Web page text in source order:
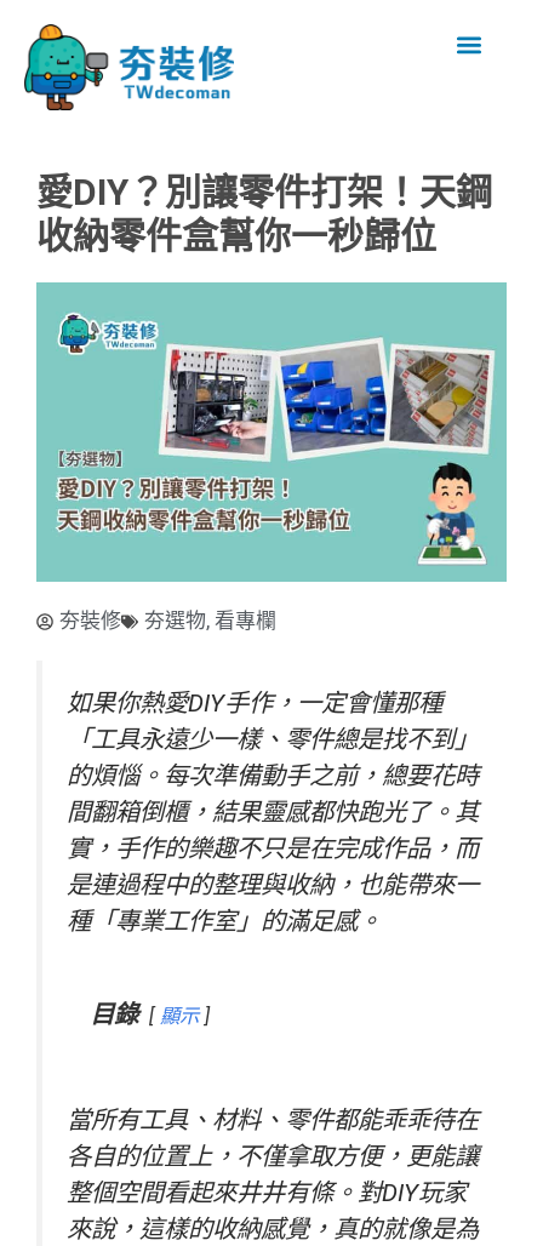
愛DIY？別讓零件打架！天鋼
收納零件盒幫你一秒歸位
夯裝修 夯選物, 看專欄
如果你熱愛DIY手作，一定會懂那種
「工具永遠少一樣、零件總是找不到」
的煩惱。每次準備動手之前，總要花時
間翻箱倒櫃，結果靈感都快跑光了。其
實，手作的樂趣不只是在完成作品，而
是連過程中的整理與收納，也能帶來一
種「專業工作室」的滿足感。
目錄 顯示
當所有工具、材料、零件都能乖乖待在
各自的位置上，不僅拿取方便，更能讓
整個空間看起來井井有條。對DIY玩家
來說，這樣的收納感覺，真的就像是為